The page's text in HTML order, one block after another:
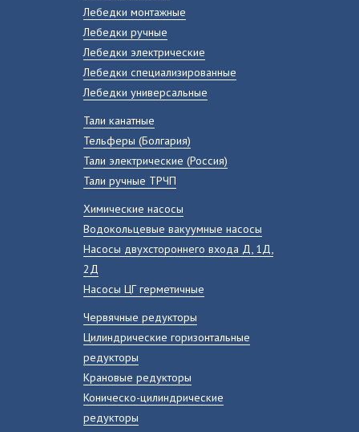
Лебедки монтажные
Лебедки ручные
Лебедки электрические
Лебедки специализированные
Лебедки универсальные
Тали канатные
Тельферы (Болгария)
Тали электрические (Россия)
Тали ручные ТРЧП
Химические насосы
Водокольцевые вакуумные насосы
Насосы двухстороннего входа Д, 1Д,
2Д
Насосы ЦГ герметичные
Червячные редукторы
Цилиндрические горизонтальные
редукторы
Крановые редукторы
Коническо-цилиндрические
редукторы